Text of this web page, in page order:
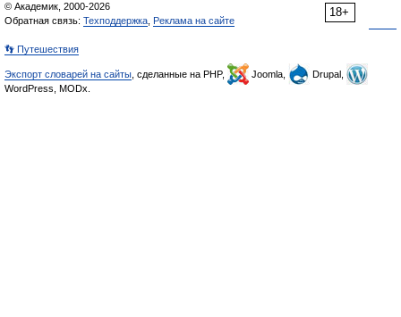
18+
© Академик, 2000-2026
Обратная связь: Техподдержка Реклама на сайте
👣 Путешествия
Экспорт словарей на сайты , сделанные на PHP, Joomla,
Drupal,
WordPress, MODx.